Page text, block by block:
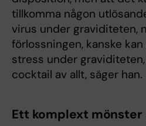
tillkomma någon
virus under graviditeten,
förlossningen, kanske
stress under
cocktail av allt, säger han.
Ett komplext mönster